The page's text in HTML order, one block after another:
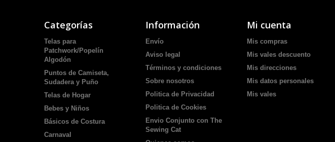
Categorías
Telas para
Patchwork/Popelín
Algodón
Puntos de Camiseta,
Sudadera y Puño
Telas de Hogar
Bebes y Niños
Básicos de Costura
Carnaval
Información
Envío
Aviso legal
Términos y condiciones
Sobre nosotros
Politica de Privacidad
Politica de Cookies
Envio Conjunto con The
Sewing Cat
Mi cuenta
Mis compras
Mis vales descuento
Mis direcciones
Mis datos personales
Mis vales